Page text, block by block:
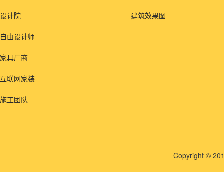
设计院
自由设计师
家具厂商
互联网家装
施工团队
建筑效果图
Copyright ©